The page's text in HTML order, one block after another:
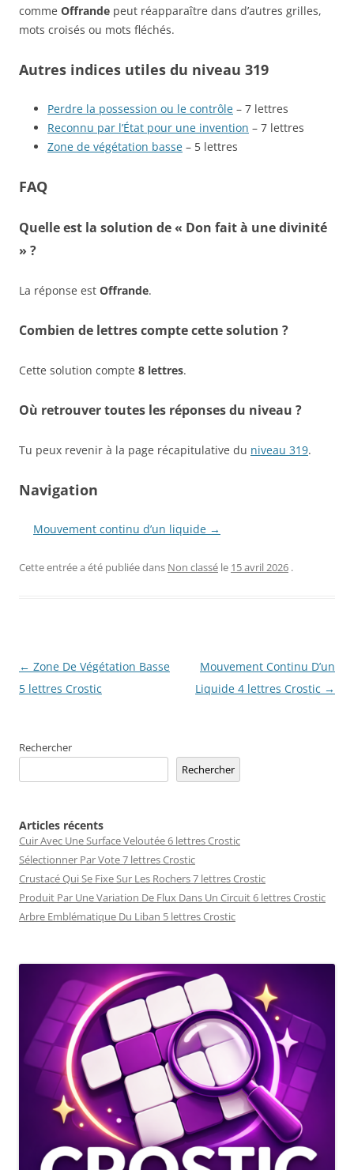
comme Offrande peut réapparaître dans d’autres grilles,
mots croisés ou mots fléchés.
Autres indices utiles du niveau 319
Perdre la possession ou le contrôle – 7 lettres
Reconnu par l’État pour une invention – 7 lettres
Zone de végétation basse – 5 lettres
FAQ
Quelle est la solution de « Don fait à une divinité
» ?
La réponse est Offrande.
Combien de lettres compte cette solution ?
Cette solution compte 8 lettres.
Où retrouver toutes les réponses du niveau ?
Tu peux revenir à la page récapitulative du niveau 319.
Navigation
Mouvement continu d’un liquide →
Cette entrée a été publiée dans Non classé le 15 avril 2026 .
Navigation
des
← Zone De Végétation Basse
5 lettres Crostic
Mouvement Continu D’un
Liquide 4 lettres Crostic →
Rechercher
Rechercher
Articles récents
Cuir Avec Une Surface Veloutée 6 lettres Crostic
Sélectionner Par Vote 7 lettres Crostic
Crustacé Qui Se Fixe Sur Les Rochers 7 lettres Crostic
Produit Par Une Variation De Flux Dans Un Circuit 6 lettres Crostic
Arbre Emblématique Du Liban 5 lettres Crostic